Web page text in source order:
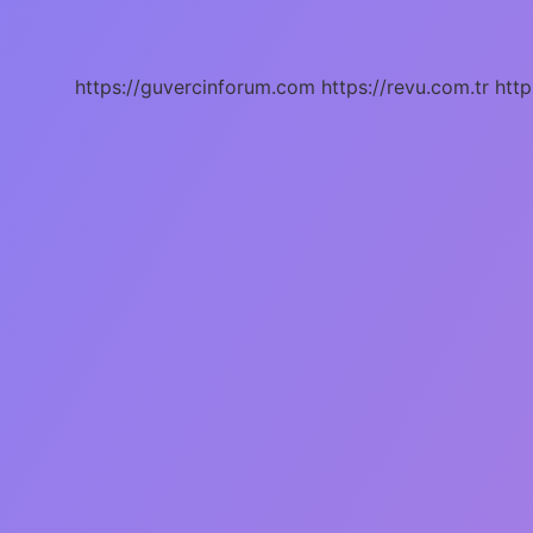
https://guvercinforum.com https://revu.com.tr